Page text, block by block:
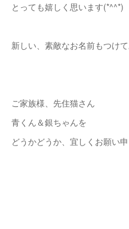
とっても嬉しく思います(*^^*)
新しい、素敵なお名前もつけ
ご家族様、先住猫さん
青くん＆銀ちゃんを
どうかどうか、宜しくお願い